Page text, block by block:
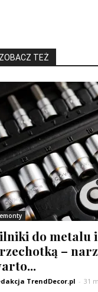
ZOBACZ TEŻ
do metalu
–
TrendDecor.pl - 31